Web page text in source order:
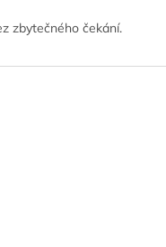
zbytečného čekání.